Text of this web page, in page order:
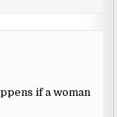
if a woman